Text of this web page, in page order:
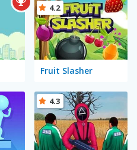
Fruit Slasher
4.2
4.3